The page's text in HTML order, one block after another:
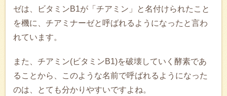
ゼは、ビタミンB1が「チアミン」と名付けられたこと
を機に、チアミナーゼと呼ばれるようになったと言わ
れています。
また、チアミン(ビタミンB1)を破壊していく酵素であ
ることから、このような名前で呼ばれるようになった
のは、とても分かりやすいですよね。